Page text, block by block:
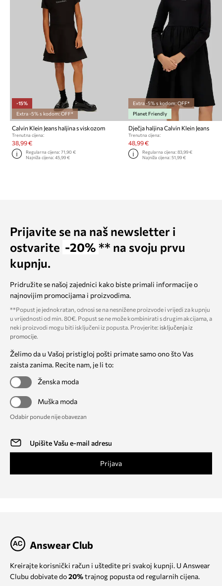
-15%
Extra -5% s kodom: OFF*
Calvin Klein Jeans haljina s viskozom
Trenutna cijena:
38,99 €
Regularna cijena:71,90 €
Najniža cijena:45,99 €
Extra -5% s kodom: OFF*
Planet Friendly
Dječja haljina Calvin Klein Jeans
Trenutna cijena:
48,99 €
Regularna cijena: 83,99 €
Najniža cijena: 51,99 €
Prijavite se na naš newsletter i
ostvarite -20% ** na svoju prvu
kupnju.
Pridružite se našoj zajednici kako biste primali informacije o
najnovijim promocijama i proizvodima.
**Popust je jednokratan, odnosi se na nesnižene proizvode i vrijedi za kupnju
u vrijednosti od min. 80€. Popust se ne može kombinirati s drugim akcijama, a
neki proizvodi mogu biti isključeni iz popusta. Provjerite: isključenja iz
promocije.
Želimo da u Vašoj pristigloj pošti primate samo ono što Vas
zaista zanima. Recite nam, je li to:
Ženska moda
Muška moda
Odabir ponude nije obavezan
Prijava
Answear Club
Kreirajte korisnički račun i uštedite pri svakoj kupnji. U Answear
Clubu dobivate do20%trajnog popusta od regularnih cijena.